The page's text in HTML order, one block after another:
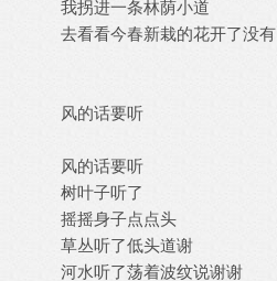
我拐进一条林荫小道
去看看今春新栽的花开了没有
风的话要听
风的话要听
树叶子听了
摇摇身子点点头
草丛听了低头道谢
河水听了荡着波纹说谢谢